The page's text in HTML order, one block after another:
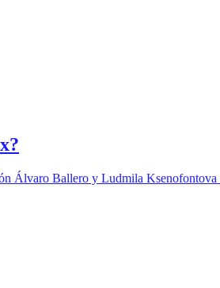
Álvaro Ballero y Ludmila